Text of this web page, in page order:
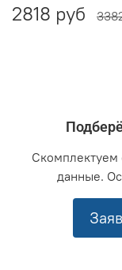
2818 руб
Скомплектуем
данные.